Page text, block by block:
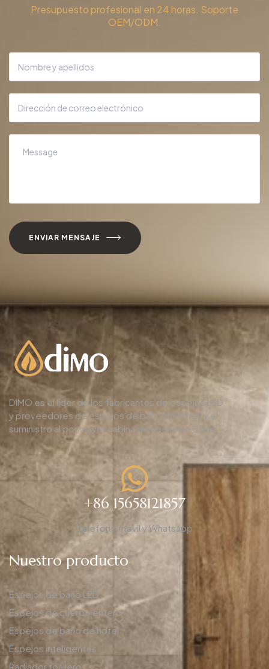
Presupuesto profesional en 24 horas. Soporte
OEM/ODM.
ENVIAR MENSAJE
DIMO es el líder de los fabricantes de espejos LED
y proveedores de espejos de baño de hotel, y el
suministro al por mayor cabina de ducha de China.
+86 15658121857
Teléfono móvil y Whatsapp
Nuestro producto
Espejos de baño LED
Espejos de cuerpo entero
Espejos de baño de hotel
Espejos inteligentes
Radiador toallero